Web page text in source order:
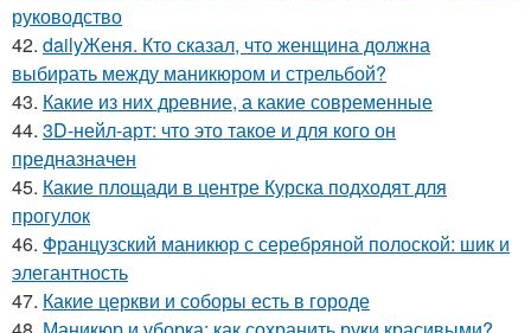
руководство
42. dailyЖеня. Кто сказал, что женщина должна
выбирать между маникюром и стрельбой?
43. Какие из них древние, а какие современные
44. 3D-нейл-арт: что это такое и для кого он
предназначен
45. Какие площади в центре Курска подходят для
прогулок
46. Французский маникюр с серебряной полоской: шик и
элегантность
47. Какие церкви и соборы есть в городе